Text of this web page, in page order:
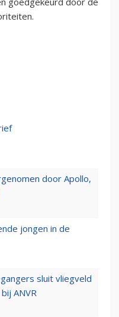
door Apollo,
jongen in de
sluit vliegveld
ANVR